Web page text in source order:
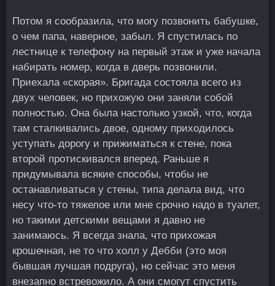
Потом я сообразила, что могу позвонить бабушке,
о чем папа, наверное, забыл. Я спустилась по
лестнице к телефону на первый этаж и уже начала
набирать номер, когда в дверь позвонили.
Приехала «скорая». Бригада состояла всего из
двух человек, но прихожую они заняли собой
полностью. Она была настолько узкой, что, когда
там сталкивались двое, одному приходилось
уступать дорогу и прижиматься к стене, пока
второй протискивался вперед. Раньше я
придумывала всякие способы, чтобы не
останавливаться у стены, типа делала вид, что
несу что-то тяжелое или мне срочно надо в туалет,
но такими детскими вещами я давно не
занимаюсь. Я всегда знала, что прихожая
крошечная, не то что холл у Дебби (это моя
бывшая лучшая подруга), но сейчас это меня
внезапно встревожило. А они смогут спустить